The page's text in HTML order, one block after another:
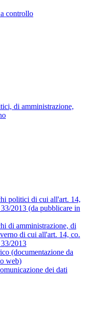
controllo
di amministrazione,
politici di cui all'art. 14,
2013 (da pubblicare in
di amministrazione, di
di cui all'art. 14, co.
2013
(documentazione da
web)
dei dati